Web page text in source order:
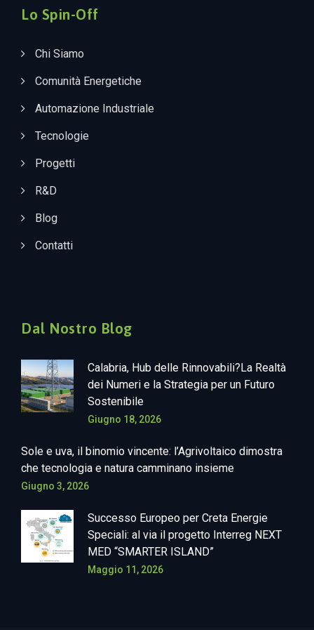
Lo Spin-Off
Chi Siamo
Comunità Energetiche
Automazione Industriale
Tecnologie
Progetti
R&D
Blog
Contatti
Dal Nostro Blog
Calabria, Hub delle Rinnovabili?La Realtà
dei Numeri e la Strategia per un Futuro
Sostenibile
Giugno 18, 2026
Sole e uva, il binomio vincente: l’Agrivoltaico dimostra
che tecnologia e natura camminano insieme
Giugno 3, 2026
Successo Europeo per Creta Energie
Speciali: al via il progetto Interreg NEXT
MED “SMARTER ISLAND”
Maggio 11, 2026